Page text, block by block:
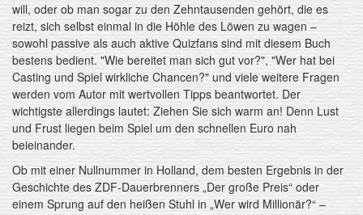
will, oder ob man sogar zu den Zehntausenden gehört, die es
reizt, sich selbst einmal in die Höhle des Löwen zu wagen –
sowohl passive als auch aktive Quizfans sind mit diesem Buch
bestens bedient. "Wie bereitet man sich gut vor?", "Wer hat bei
Casting und Spiel wirkliche Chancen?" und viele weitere Fragen
werden vom Autor mit wertvollen Tipps beantwortet. Der
wichtigste allerdings lautet: Ziehen Sie sich warm an! Denn Lust
und Frust liegen beim Spiel um den schnellen Euro nah
beieinander.
Ob mit einer Nullnummer in Holland, dem besten Ergebnis in der
Geschichte des ZDF-Dauerbrenners „Der große Preis“ oder
einem Sprung auf den heißen Stuhl in „Wer wird Millionär?“ –